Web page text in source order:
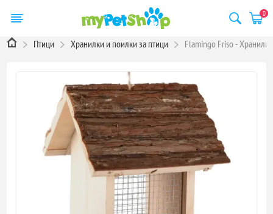
0
Птици Хранилки и поилки за птици Flamingo Friso -